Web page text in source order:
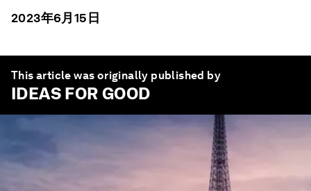
2023年6月15日
This article was originally published by
IDEAS FOR GOOD